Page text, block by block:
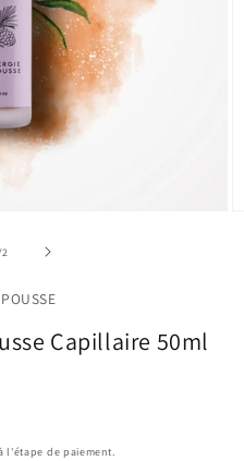
/de2
Capillaire 50ml
l'étape de paiement.